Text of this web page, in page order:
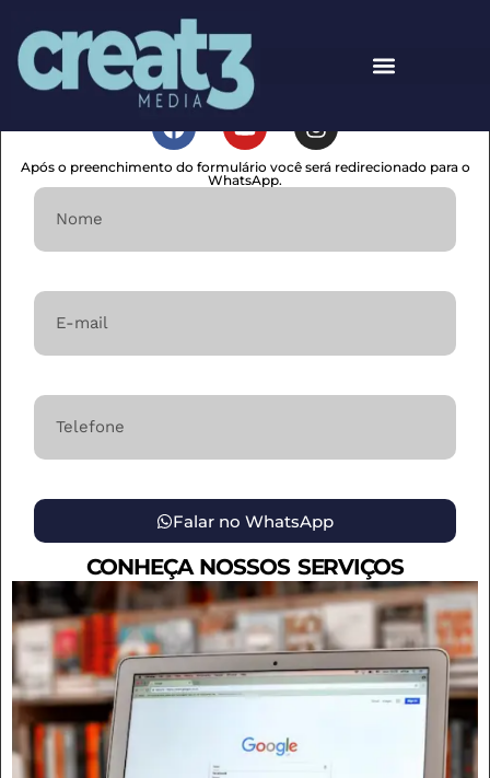
Após o preenchimento do formulário você será redirecionado para o
WhatsApp.
Falar no WhatsApp
CONHEÇA NOSSOS SERVIÇOS